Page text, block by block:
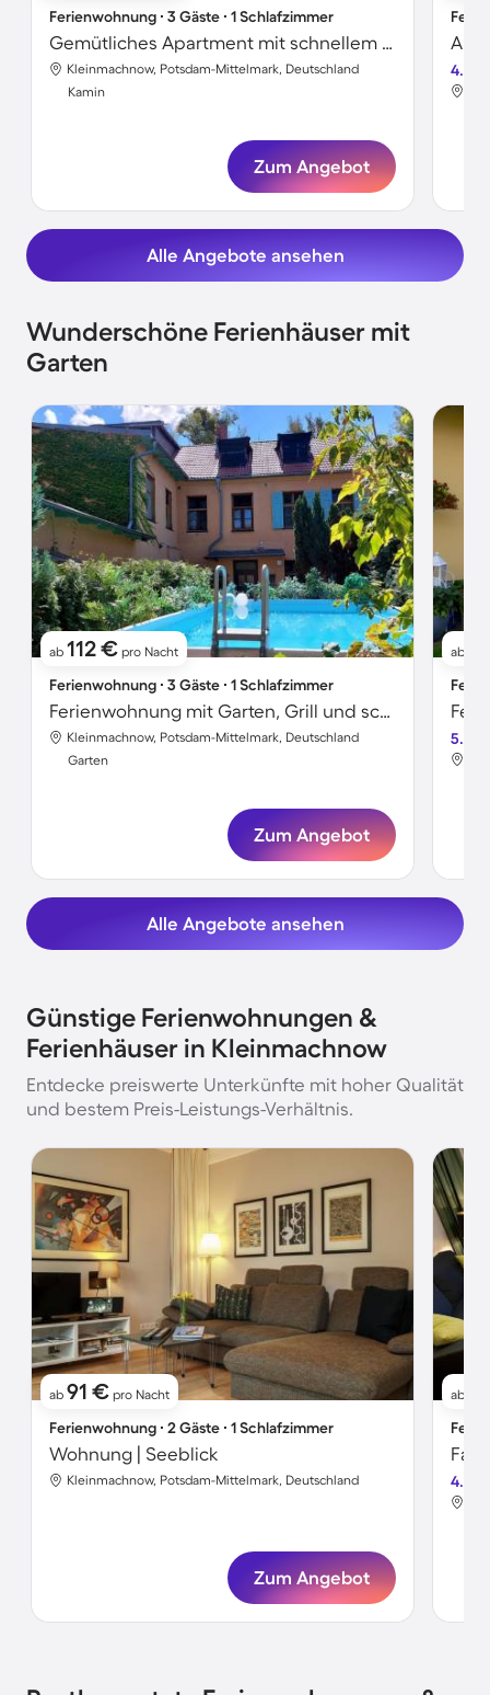
Ferienwohnung ∙ 3 Gäste ∙ 1 Schlafzimmer
Gemütliches Apartment mit schnellem Internet, Garten und Pool | Gartenblick | Haustierfreundlich
Kleinmachnow, Potsdam-Mittelmark, Deutschland
Kamin
Zum Angebot
4.6
Alle Angebote ansehen
Wunderschöne Ferienhäuser mit
Garten
ab 112 € pro Nacht
Ferienwohnung ∙ 3 Gäste ∙ 1 Schlafzimmer
Ferienwohnung mit Garten, Grill und schnellem Internet | Gartenblick
Kleinmachnow, Potsdam-Mittelmark, Deutschland
Garten
Zum Angebot
ab
5.0
Alle Angebote ansehen
Günstige Ferienwohnungen &
Ferienhäuser in Kleinmachnow
Entdecke preiswerte Unterkünfte mit hoher Qualität
und bestem Preis-Leistungs-Verhältnis.
ab 91 € pro Nacht
Ferienwohnung ∙ 2 Gäste ∙ 1 Schlafzimmer
Wohnung | Seeblick
Kleinmachnow, Potsdam-Mittelmark, Deutschland
Zum Angebot
ab
4.2